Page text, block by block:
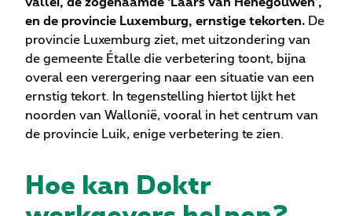
vallei, de zogenaamde ‘Laars van Henegouwen’,
en de provincie Luxemburg, ernstige tekorten. De
provincie Luxemburg ziet, met uitzondering van
de gemeente Étalle die verbetering toont, bijna
overal een verergering naar een situatie van een
ernstig tekort. In tegenstelling hiertot lijkt het
noorden van Wallonië, vooral in het centrum van
de provincie Luik, enige verbetering te zien.
Hoe kan Doktr